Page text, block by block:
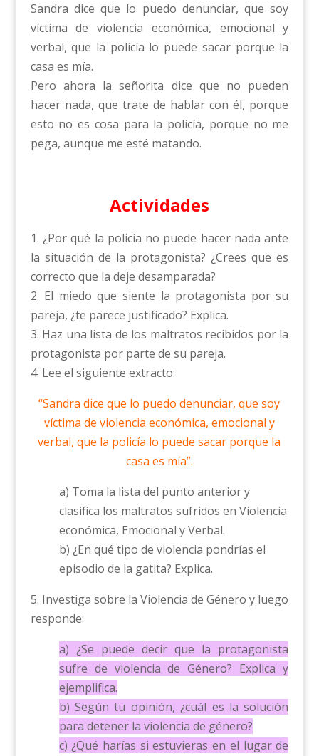
Sandra dice que lo puedo denunciar, que soy
víctima de violencia económica, emocional y
verbal, que la policía lo puede sacar porque la
casa es mía.
Pero ahora la señorita dice que no pueden
hacer nada, que trate de hablar con él, porque
esto no es cosa para la policía, porque no me
pega, aunque me esté matando.
Actividades
1. ¿Por qué la policía no puede hacer nada ante
la situación de la protagonista? ¿Crees que es
correcto que la deje desamparada?
2. El miedo que siente la protagonista por su
pareja, ¿te parece justificado? Explica.
3. Haz una lista de los maltratos recibidos por la
protagonista por parte de su pareja.
4. Lee el siguiente extracto:
“Sandra dice que lo puedo denunciar, que soy
víctima de violencia económica, emocional y
verbal, que la policía lo puede sacar porque la
casa es mía”.
a) Toma la lista del punto anterior y
clasifica los maltratos sufridos en Violencia
económica, Emocional y Verbal.
b) ¿En qué tipo de violencia pondrías el
episodio de la gatita? Explica.
5. Investiga sobre la Violencia de Género y luego
responde:
a) ¿Se puede decir que la protagonista
sufre de violencia de Género? Explica y
ejemplifica.
b) Según tu opinión, ¿cuál es la solución
para detener la violencia de género?
c) ¿Qué harías si estuvieras en el lugar de